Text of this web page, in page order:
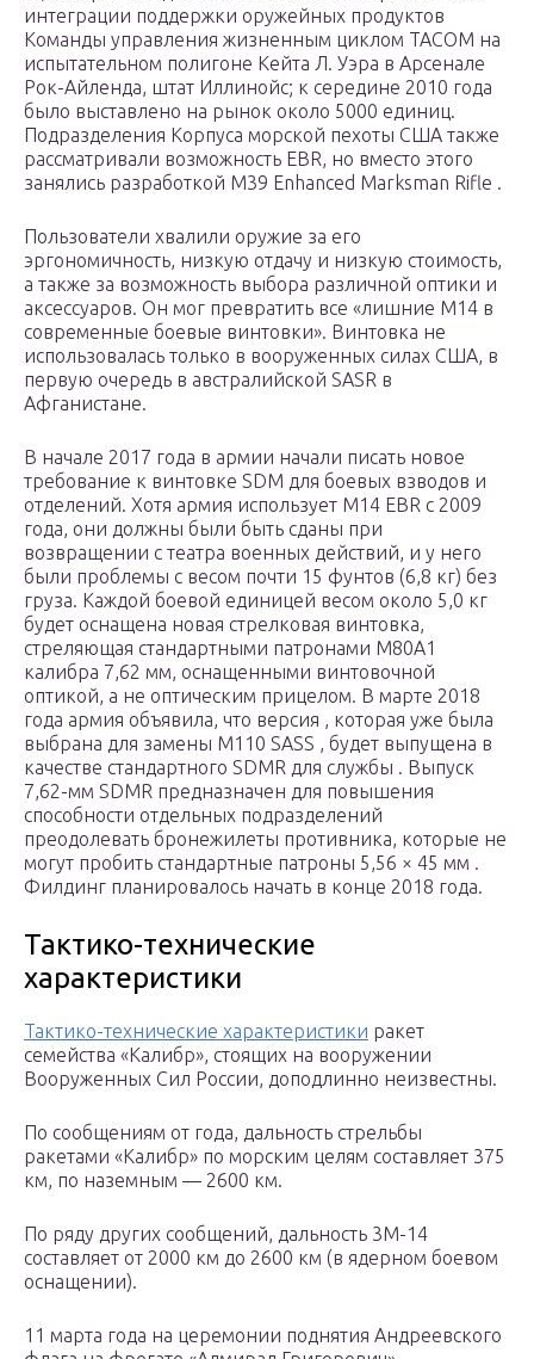
интеграции поддержки оружейных продуктов
Команды управления жизненным циклом TACOM на
испытательном полигоне Кейта Л. Уэра в Арсенале
Рок-Айленда, штат Иллинойс; к середине 2010 года
было выставлено на рынок около 5000 единиц.
Подразделения Корпуса морской пехоты США также
рассматривали возможность EBR, но вместо этого
занялись разработкой M39 Enhanced Marksman Rifle .
Пользователи хвалили оружие за его
эргономичность, низкую отдачу и низкую стоимость,
а также за возможность выбора различной оптики и
аксессуаров. Он мог превратить все «лишние М14 в
современные боевые винтовки». Винтовка не
использовалась только в вооруженных силах США, в
первую очередь в австралийской SASR в
Афганистане.
В начале 2017 года в армии начали писать новое
требование к винтовке SDM для боевых взводов и
отделений. Хотя армия использует M14 EBR с 2009
года, они должны были быть сданы при
возвращении с театра военных действий, и у него
были проблемы с весом почти 15 фунтов (6,8 кг) без
груза. Каждой боевой единицей весом около 5,0 кг
будет оснащена новая стрелковая винтовка,
стреляющая стандартными патронами M80A1
калибра 7,62 мм, оснащенными винтовочной
оптикой, а не оптическим прицелом. В марте 2018
года армия объявила, что версия , которая уже была
выбрана для замены M110 SASS , будет выпущена в
качестве стандартного SDMR для службы . Выпуск
7,62-мм SDMR предназначен для повышения
способности отдельных подразделений
преодолевать бронежилеты противника, которые не
могут пробить стандартные патроны 5,56 × 45 мм .
Филдинг планировалось начать в конце 2018 года.
Тактико-технические
характеристики
Тактико-технические характеристики ракет
семейства «Калибр», стоящих на вооружении
Вооруженных Сил России, доподлинно неизвестны.
По сообщениям от года, дальность стрельбы
ракетами «Калибр» по морским целям составляет 375
км, по наземным — 2600 км.
По ряду других сообщений, дальность 3М-14
составляет от 2000 км до 2600 км (в ядерном боевом
оснащении).
11 марта года на церемонии поднятия Андреевского